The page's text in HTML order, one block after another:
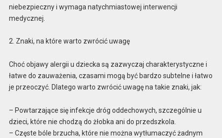
niebezpieczny i wymaga natychmiastowej interwencji
medycznej.
2. Znaki, na które warto zwrócić uwagę
Choć objawy alergii u dziecka są zazwyczaj charakterystyczne i
łatwe do zauważenia, czasami mogą być bardzo subtelne i łatwo
je przeoczyć. Dlatego warto zwrócić uwagę na takie znaki, jak:
– Powtarzające się infekcje dróg oddechowych, szczególnie u
dzieci, które nie chodzą do żłobka ani do przedszkola.
– Częste bóle brzucha, które nie można wytłumaczyć żadnym